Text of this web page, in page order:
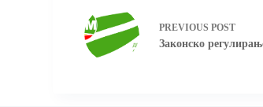
PREVIOUSPOST
Законско